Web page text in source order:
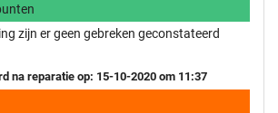
zijn er geen gebreken geconstateerd
na reparatie op: 15-10-2020 om 11:37